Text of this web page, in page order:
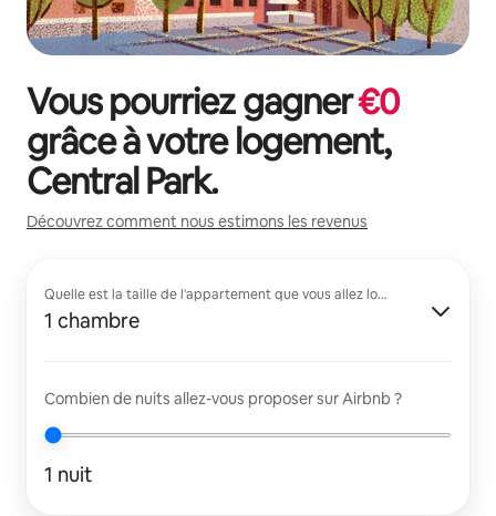
Vous pourriez gagner€0
grâce à votre logement,
Central Park.
Découvrez comment nous estimons les revenus
Quelle est la taille de l'appartement que vous allez louer ?
1 chambre
Combien de nuits allez-vous proposer sur Airbnb ?
1 nuit